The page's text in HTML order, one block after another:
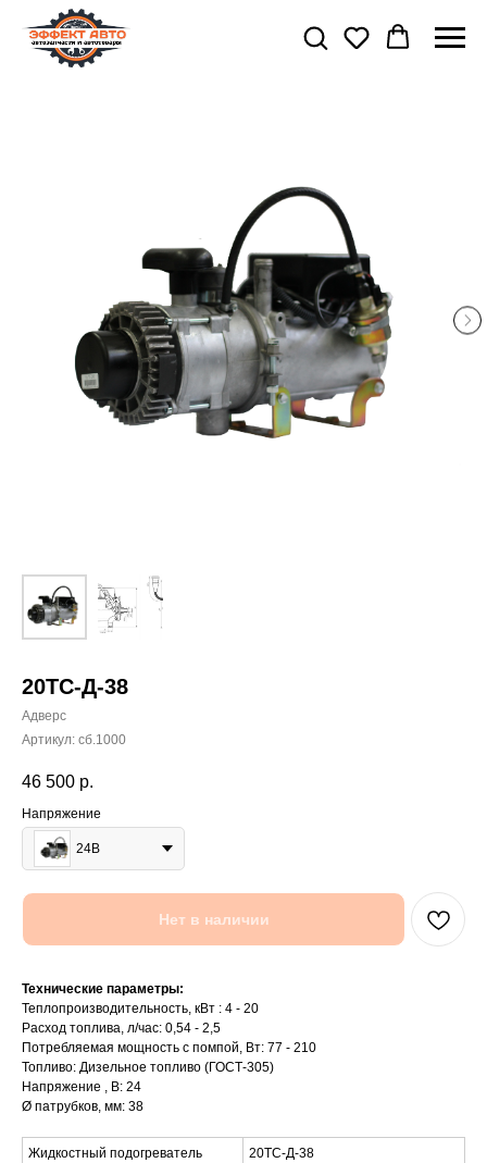
20ТС-Д-38
Адверс
Артикул: сб.1000
46 500 р.
Напряжение
24В
Нет в наличии
Технические параметры:
Теплопроизводительность, кВт : 4 - 20
Расход топлива, л/час: 0,54 - 2,5
Потребляемая мощность с помпой, Вт: 77 - 210
Топливо: Дизельное топливо (ГОСТ-305)
Напряжение , В: 24
Ø патрубков, мм: 38
Жидкостный подогреватель 20ТС-Д-38